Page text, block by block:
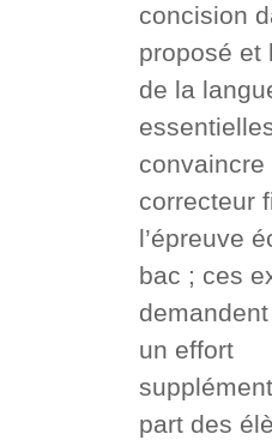
concision
proposé et
de la
convaincre
correcteur
l’épreuve
bac ; ces
un effort
part des